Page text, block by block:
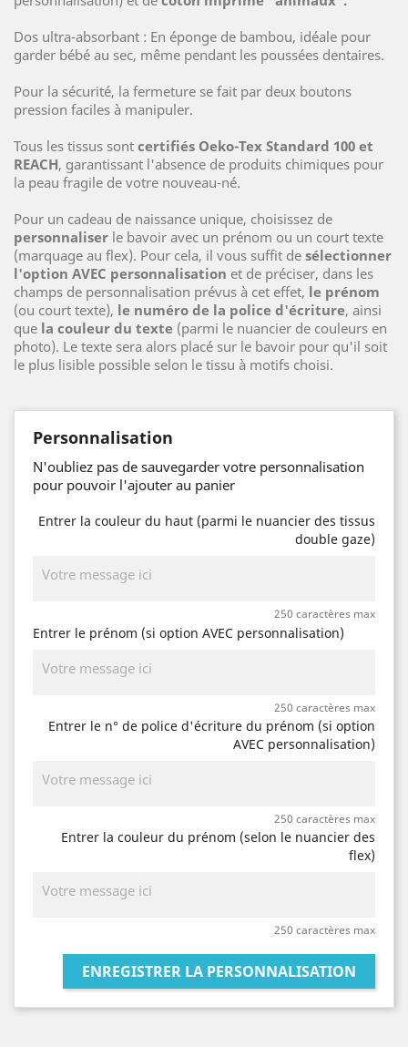
Dos ultra-absorbant : En éponge de bambou, idéale pour
garder bébé au sec, même pendant les poussées dentaires.
Pour la sécurité, la fermeture se fait par deux boutons
pression faciles à manipuler.
Tous les tissus sont certifiés Oeko-Tex Standard 100 et
REACH, garantissant l'absence de produits chimiques pour
la peau fragile de votre nouveau-né.
Pour un cadeau de naissance unique, choisissez de
personnaliser le bavoir avec un prénom ou un court texte
(marquage au flex). Pour cela, il vous suffit de sélectionner
l'option AVEC personnalisation et de préciser, dans les
champs de personnalisation prévus à cet effet, le prénom
(ou court texte), le numéro de la police d'écriture, ainsi
que la couleur du texte (parmi le nuancier de couleurs en
photo). Le texte sera alors placé sur le bavoir pour qu'il soit
le plus lisible possible selon le tissu à motifs choisi.
Personnalisation
N'oubliez pas de sauvegarder votre personnalisation
pour pouvoir l'ajouter au panier
Entrer la couleur du haut (parmi le nuancier des tissus
double gaze)
250 caractères max
Entrer le prénom (si option AVEC personnalisation)
250 caractères max
Entrer le n° de police d'écriture du prénom (si option
AVEC personnalisation)
250 caractères max
Entrer la couleur du prénom (selon le nuancier des
flex)
250 caractères max
ENREGISTRER LA PERSONNALISATION